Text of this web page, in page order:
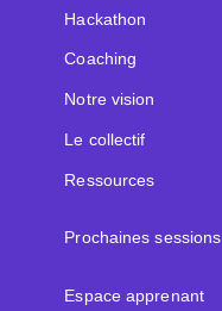
Hackathon
Coaching
Notre vision
Le collectif
Ressources
Prochaines sessions
Espace apprenant